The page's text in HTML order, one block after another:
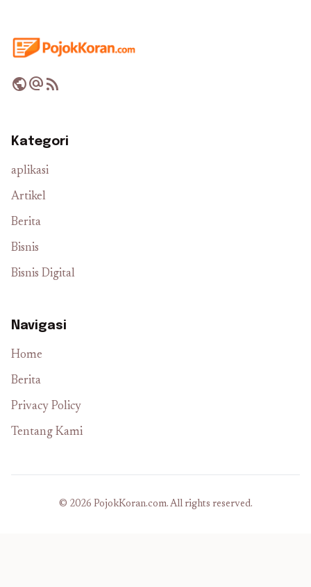
publicalternate_emailrss_feed
Kategori
aplikasi
Artikel
Berita
Bisnis
Bisnis Digital
Navigasi
Home
Berita
Privacy Policy
Tentang Kami
© 2026 PojokKoran.com. All rights reserved.